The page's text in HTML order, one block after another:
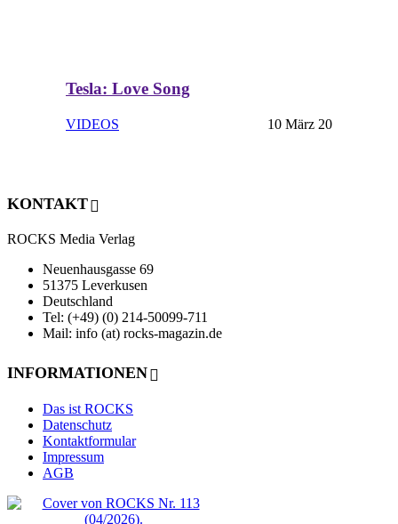
Tesla: Love Song
VIDEOS 10 März 20
KONTAKT
ROCKS Media Verlag
Neuenhausgasse 69
51375 Leverkusen
Deutschland
Tel: (+49) (0) 214-50099-711
Mail: info (at) rocks-magazin.de
INFORMATIONEN
Das ist ROCKS
Datenschutz
Kontaktformular
Impressum
AGB